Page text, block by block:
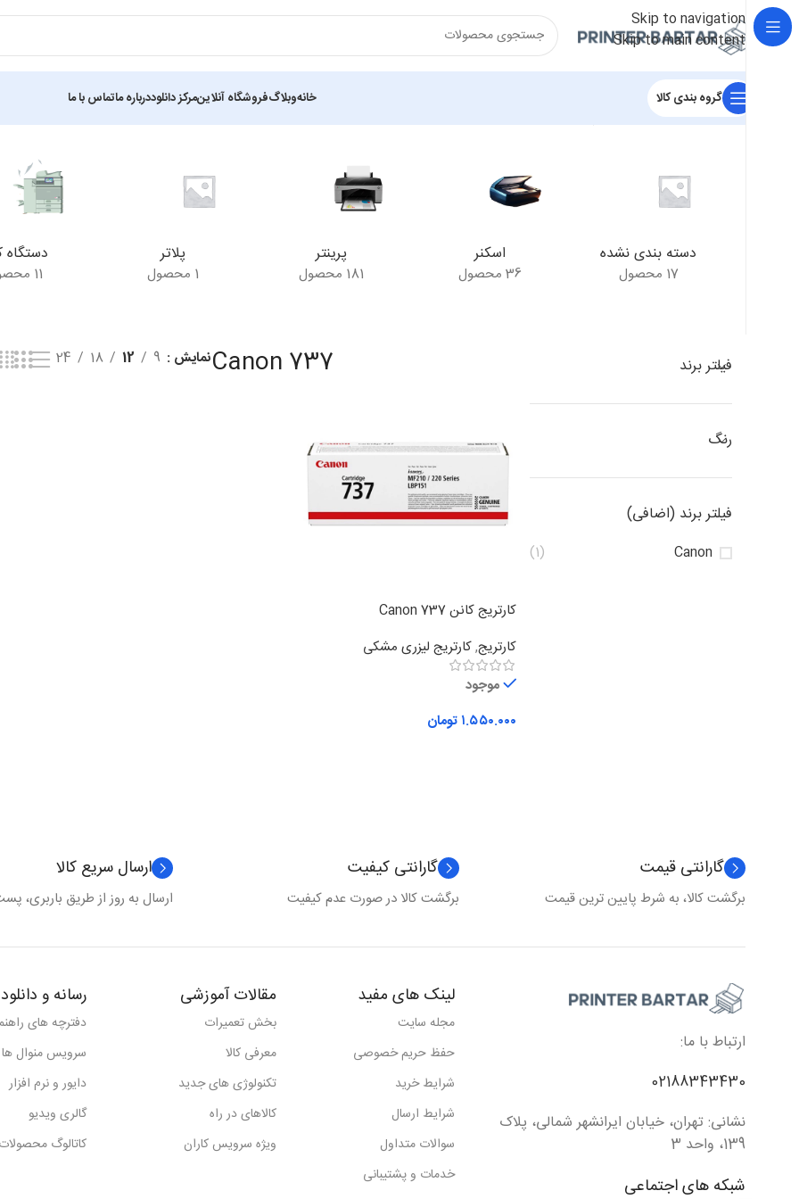
Skip to navigation
Skip to main content
گروه بندی کالا خانهوبلاگفروشگاه آنلاینمرکز دانلوددرباره ماتماس با ما
خانه/محصولات برچسب خورده “Canon 737”
دسته بندی نشده
17 محصول
اسکنر
36 محصول
پرینتر
181 محصول
پلاتر
1 محصول
دستگاه
11 محصول
فیلتر برند
رنگ
فیلتر برند (اضافی)
Canon
(1)
Canon 737نمایش 9
12
18
24
کارتریج کانن Canon 737
کارتریج,کارتریج لیزری مشکی
موجود
۱.۵۵۰.۰۰۰ تومان
گارانتی قیمت
برگشت کالا، به شرط پایین ترین قیمت
گارانتی کیفیت
برگشت کالا در صورت عدم کیفیت
ارسال سریع کالا
ارسال به روز از طریق باربری،
ارتباط با ما:
02188343430
نشانی: تهران، خیابان ایرانشهر شمالی، پلاک
139، واحد 3
شبکه های اجتماعی
لینک های مفید
مجله سایت
حفظ حریم خصوصی
شرایط خرید
شرایط ارسال
سوالات متداول
خدمات و پشتیبانی
مقالات آموزشی
بخش تعمیرات
معرفی کالا
تکنولوژی های جدید
کالاهای در راه
ویژه سرویس کاران
رسانه و دانلود
دفترچه های
سرویس منوال ها
دایور و نرم افزار
گالری ویدیو
کاتالوگ